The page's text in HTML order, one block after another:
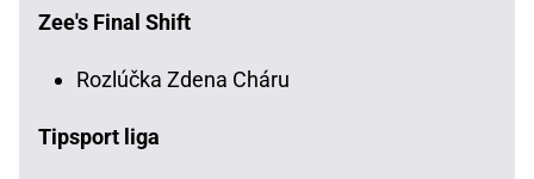
Zee's Final Shift
Rozlúčka Zdena Cháru
Tipsport liga